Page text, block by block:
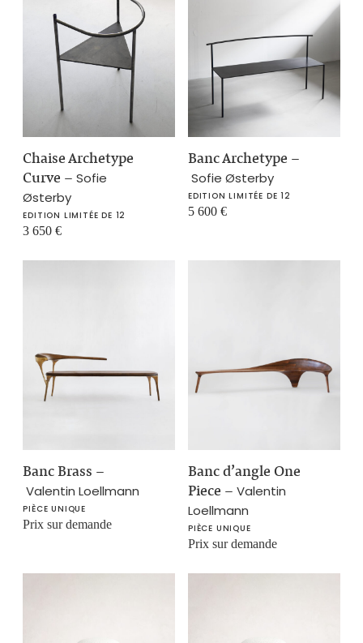
Chaise Archetype
Curve – Sofie
Østerby
EDITION LIMITÉE DE 12
3 650€
Banc Archetype –
Sofie Østerby
EDITION LIMITÉE DE 12
5 600 €
Banc Brass –
Valentin Loellmann
PIÈCE UNIQUE
Prix sur demande
Banc d’angle One
Piece – Valentin
Loellmann
PIÈCE UNIQUE
Prix sur demande